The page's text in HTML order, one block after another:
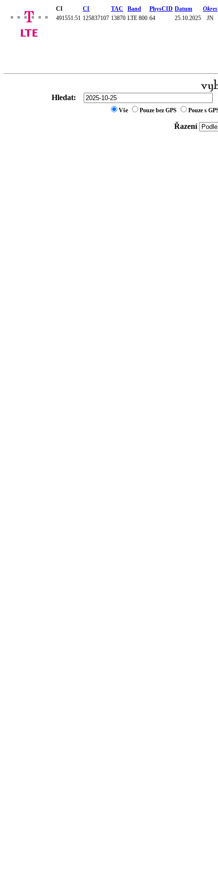
CI CI TAC Band PhysCID Datum
Okres
491551:51 125837107 13870 LTE 800 64 25.10.2025 JN
Hledat:
Vše Pouze bez GPS Pouze s
Řazení